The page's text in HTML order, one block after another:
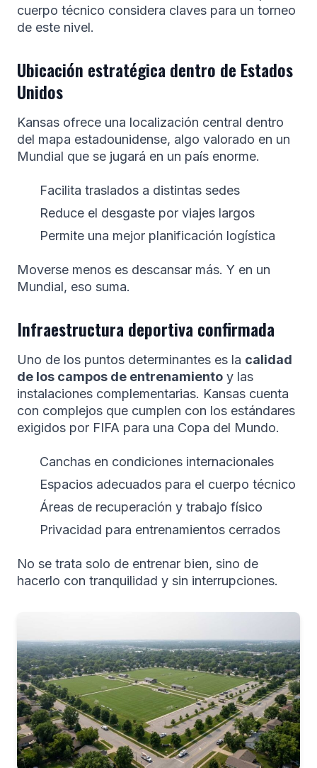
cuerpo técnico considera claves para un torneo
de este nivel.
Ubicación estratégica dentro de Estados
Unidos
Kansas ofrece una localización central dentro
del mapa estadounidense, algo valorado en un
Mundial que se jugará en un país enorme.
Facilita traslados a distintas sedes
Reduce el desgaste por viajes largos
Permite una mejor planificación logística
Moverse menos es descansar más. Y en un
Mundial, eso suma.
Infraestructura deportiva confirmada
Uno de los puntos determinantes es la calidad
de los campos de entrenamiento y las
instalaciones complementarias. Kansas cuenta
con complejos que cumplen con los estándares
exigidos por FIFA para una Copa del Mundo.
Canchas en condiciones internacionales
Espacios adecuados para el cuerpo técnico
Áreas de recuperación y trabajo físico
Privacidad para entrenamientos cerrados
No se trata solo de entrenar bien, sino de
hacerlo con tranquilidad y sin interrupciones.